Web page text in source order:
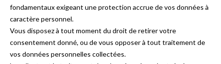
fondamentaux exigeant une protection accrue de vos données à
caractère personnel.
Vous disposez à tout moment du droit de retirer votre
consentement donné, ou de vous opposer à tout traitement de
vos données personnelles collectées.